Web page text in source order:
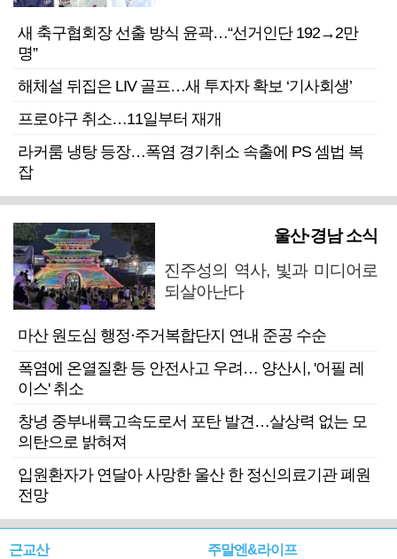
새 축구협회장 선출 방식 윤곽…“선거인단 192→2만
명”
해체설 뒤집은 LIV 골프…새 투자자 확보 ‘기사회생’
프로야구 취소…11일부터 재개
라커룸 냉탕 등장…폭염 경기취소 속출에 PS 셈법 복
잡
울산·경남 소식
진주성의 역사, 빛과 미디어로
되살아난다
마산 원도심 행정·주거복합단지 연내 준공 수순
폭염에 온열질환 등 안전사고 우려… 양산시, '어필 레
이스' 취소
창녕 중부내륙고속도로서 포탄 발견…살상력 없는 모
의탄으로 밝혀져
입원환자가 연달아 사망한 울산 한 정신의료기관 폐원
전망
근교산 주말엔&라이프